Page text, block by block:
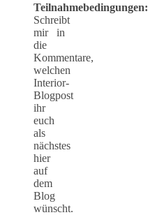
Teilnahmebedingungen:
Schreibt
mir in
die
Kommentare,
welchen
Interior-
Blogpost
ihr
euch
als
nächstes
hier
auf
dem
Blog
wünscht.